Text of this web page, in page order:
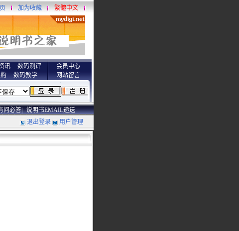
加为收藏 繁體中文
讯
数码测评
数码教学
会员中心
网站留言
问必答| 说明书EMAIL递送
退出登录 用户管理